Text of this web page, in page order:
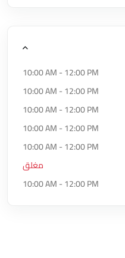
10:00 AM - 12:00 PM
10:00 AM - 12:00 PM
10:00 AM - 12:00 PM
10:00 AM - 12:00 PM
10:00 AM - 12:00 PM
مغلق
10:00 AM - 12:00 PM